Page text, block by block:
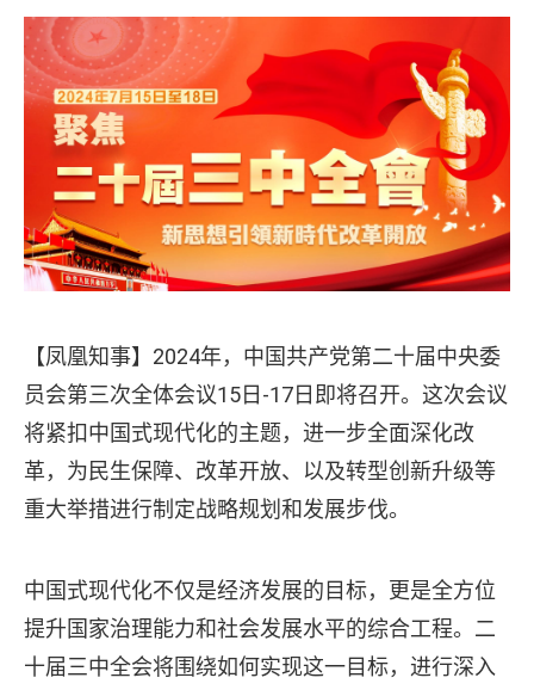
【凤凰知事】2024年，中国共产党第二十届中央委
员会第三次全体会议15日-17日即将召开。这次会议
将紧扣中国式现代化的主题，进一步全面深化改
革，为民生保障、改革开放、以及转型创新升级等
重大举措进行制定战略规划和发展步伐。
中国式现代化不仅是经济发展的目标，更是全方位
提升国家治理能力和社会发展水平的综合工程。二
十届三中全会将围绕如何实现这一目标，进行深入